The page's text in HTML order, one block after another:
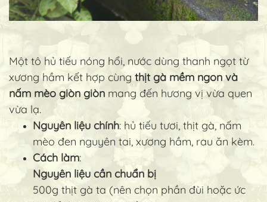
Một tô hủ tiếu nóng hổi, nước dùng thanh ngọt từ
xương hầm kết hợp cùng thịt gà mềm ngon và
nấm mèo giòn giòn mang đến hương vị vừa quen
vừa lạ.
Nguyên liệu chính: hủ tiếu tươi, thịt gà, nấm
mèo đen nguyên tai, xương hầm, rau ăn kèm.
Cách làm:
Nguyên liệu cần chuẩn bị
500g thịt gà ta (nên chọn phần đùi hoặc ức